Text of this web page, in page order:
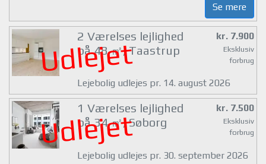
Se mere
Udlejet
2 Værelses lejlighed
på 48 ㎡, Taastrup
kr. 7.900
Eksklusiv
forbrug
Lejebolig udlejes pr. 14. august 2026
Udlejet
1 Værelses lejlighed
på 34 ㎡, Søborg
kr. 7.500
Eksklusiv
forbrug
Lejebolig udlejes pr. 30. september 2026